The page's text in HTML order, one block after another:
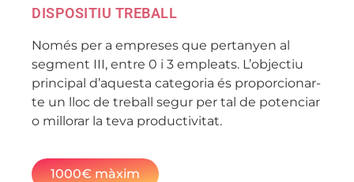
DISPOSITIU TREBALL
Només per a empreses que pertanyen al
segment III, entre 0 i 3 empleats. L’objectiu
principal d’aquesta categoria és proporcionar-
te un lloc de treball segur per tal de potenciar
o millorar la teva productivitat.
1000€ màxim